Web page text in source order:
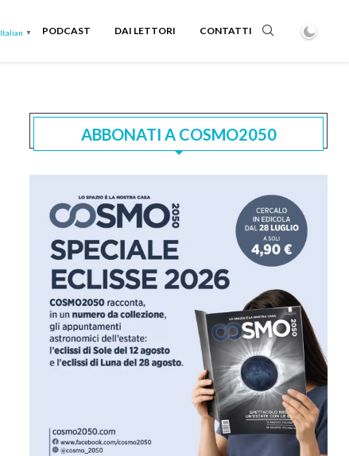
Italian ▼ PODCAST DAI LETTORI CONTATTI
ABBONATI A COSMO2050